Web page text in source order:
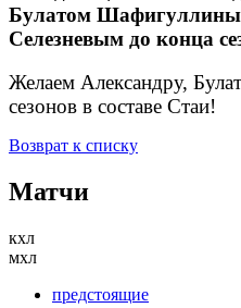
Булатом
Селезневым до конца
Желаем Александру,
сезонов в составе Стаи!
Возврат к списку
Матчи
кхл
мхл
предстоящие